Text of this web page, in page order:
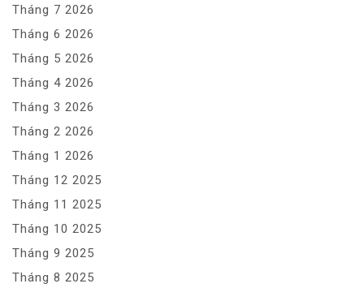
Tháng 7 2026
Tháng 6 2026
Tháng 5 2026
Tháng 4 2026
Tháng 3 2026
Tháng 2 2026
Tháng 1 2026
Tháng 12 2025
Tháng 11 2025
Tháng 10 2025
Tháng 9 2025
Tháng 8 2025